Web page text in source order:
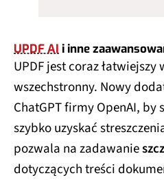
UPDF AI i inne
UPDF jest coraz
wszechstronny. Nowy
ChatGPT firmy OpenAI,
szybko uzyskać
pozwala na zadawanie
dotyczących treści